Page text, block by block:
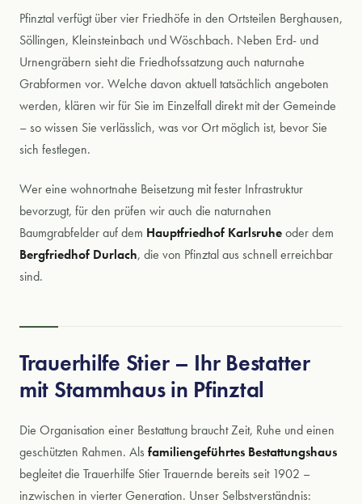
Pfinztal verfügt über vier Friedhöfe in den Ortsteilen Berghausen,
Söllingen, Kleinsteinbach und Wöschbach. Neben Erd- und
Urnengräbern sieht die Friedhofssatzung auch naturnahe
Grabformen vor. Welche davon aktuell tatsächlich angeboten
werden, klären wir für Sie im Einzelfall direkt mit der Gemeinde
– so wissen Sie verlässlich, was vor Ort möglich ist, bevor Sie
sich festlegen.
Wer eine wohnortnahe Beisetzung mit fester Infrastruktur
bevorzugt, für den prüfen wir auch die naturnahen
Baumgrabfelder auf dem Hauptfriedhof Karlsruhe oder dem
Bergfriedhof Durlach, die von Pfinztal aus schnell erreichbar
sind.
Trauerhilfe Stier – Ihr Bestatter
mit Stammhaus in Pfinztal
Die Organisation einer Bestattung braucht Zeit, Ruhe und einen
geschützten Rahmen. Als familiengeführtes Bestattungshaus
begleitet die Trauerhilfe Stier Trauernde bereits seit 1902 –
inzwischen in vierter Generation. Unser Selbstverständnis: